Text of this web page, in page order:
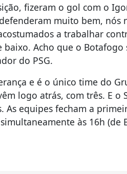
fizeram o gol com o
muito bem, nós
a trabalhar
Acho que o Botafogo
do PSG.
e é o único time do
logo atrás, com três. E o
As equipes fecham a
às 16h (de